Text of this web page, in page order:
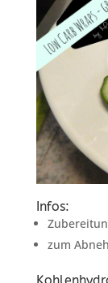
Infos:
zum